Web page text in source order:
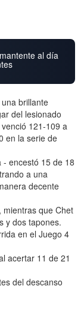
al día
brillante
del lesionado
121-109 a
en la serie de
- encestó 15 de 18
a una
decente
mientras que Chet
y dos tapones.
en el Juego 4
acertar 11 de 21
del descanso